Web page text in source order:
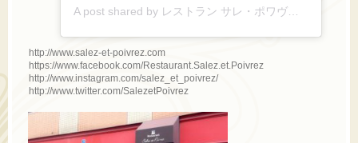
A post shared by レストラン サレ・ポワヴレ (@salez_et_poivrez)
http://www.salez-et-poivrez.com
https://www.facebook.com/Restaurant.Salez.et.Poivrez
http://www.instagram.com/salez_et_poivrez/
http://www.twitter.com/SalezetPoivrez